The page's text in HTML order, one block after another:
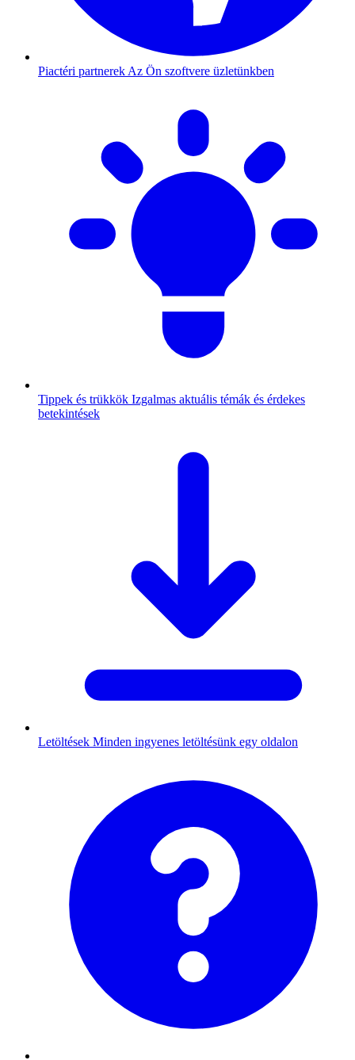
Piactéri partnerek Az Ön szoftvere üzletünkben
Tippek és trükkök Izgalmas aktuális témák és érdekes
betekintések
Letöltések Minden ingyenes letöltésünk egy oldalon